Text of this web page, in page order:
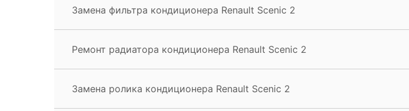
Замена фильтра кондиционера Renault Scenic 2
Ремонт радиатора кондиционера Renault Scenic 2
Замена ролика кондиционера Renault Scenic 2